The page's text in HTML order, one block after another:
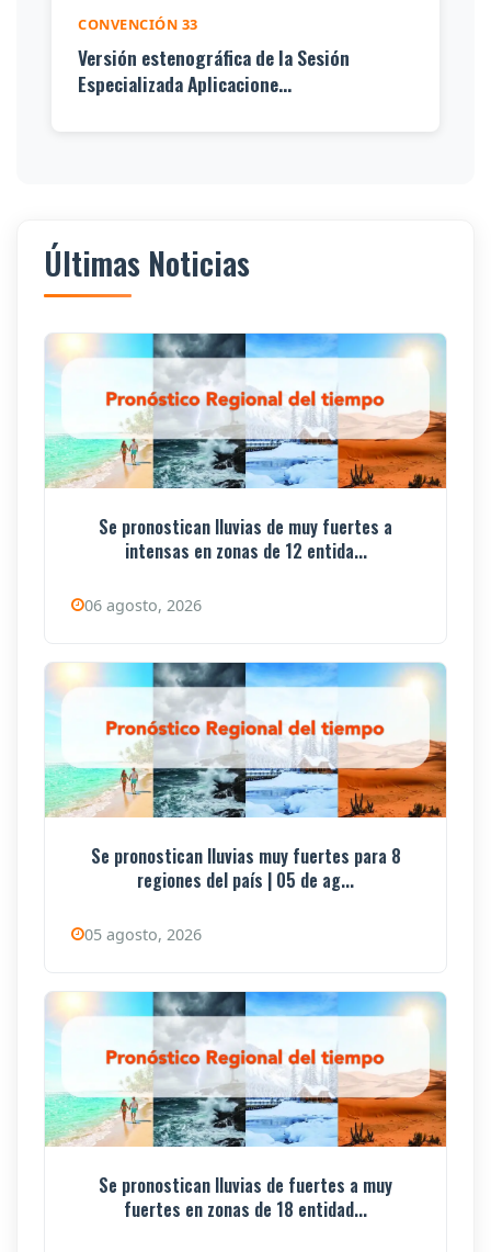
CONVENCIÓN 33
Versión estenográfica de la Sesión
Especializada Aplicacione...
Últimas Noticias
Se pronostican lluvias de muy fuertes a
intensas en zonas de 12 entida...
06 agosto, 2026
Se pronostican lluvias muy fuertes para 8
regiones del país | 05 de ag...
05 agosto, 2026
Se pronostican lluvias de fuertes a muy
fuertes en zonas de 18 entidad...